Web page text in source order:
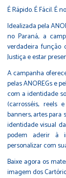
É Rápido. É Fácil. É
Idealizada pela
no Paraná, a
verdadeira função
Justiça e estar
A campanha
pelas ANOREGs e
com a identidade
(carrosséis, reels
banners, artes para
identidade visual
podem aderir à
personalizar com
Baixe agora os
imagem dos